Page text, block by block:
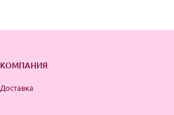
КОМПАНИЯ
Доставка